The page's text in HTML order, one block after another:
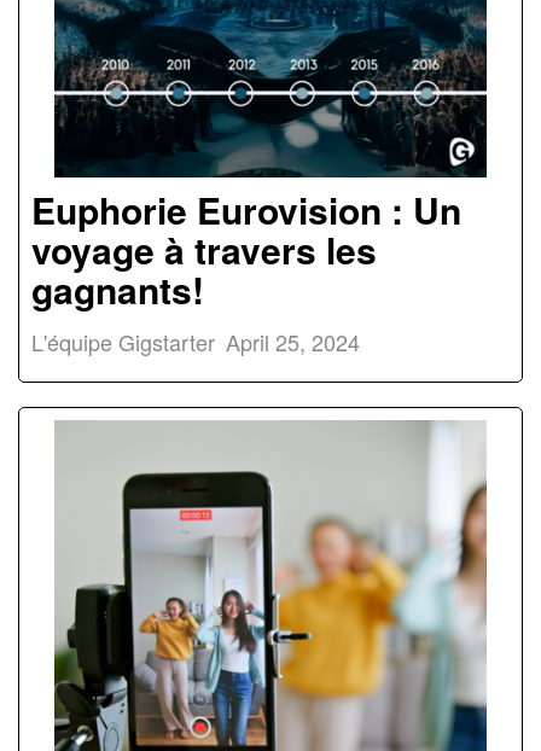
Euphorie Eurovision : Un
voyage à travers les
gagnants!
L'équipe Gigstarter April 25, 2024